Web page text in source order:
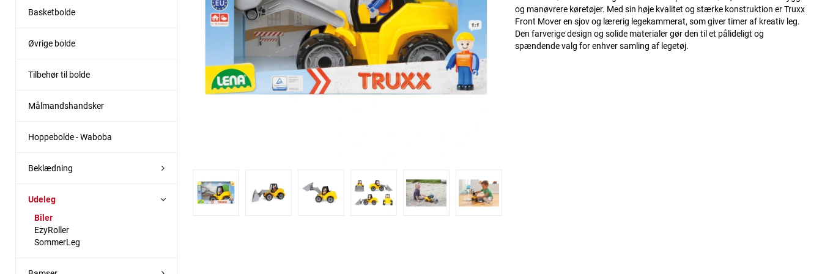
Basketbolde
Øvrige bolde
Tilbehør til bolde
Målmandshandsker
Hoppebolde - Waboba
Beklædning
Udeleg
Biler
EzyRoller
SommerLeg
og manøvrere køretøjer. Med sin høje kvalitet og stærke konstruktion er Truxx
Front Mover en sjov og lærerig legekammerat, som giver timer af kreativ leg.
Den farverige design og solide materialer gør den til et pålideligt og
spændende valg for enhver samling af legetøj.